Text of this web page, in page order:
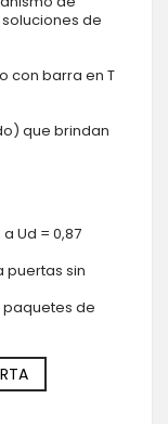
de
con barra en T
que brindan
Ud = 0,87
puertas sin
paquetes de